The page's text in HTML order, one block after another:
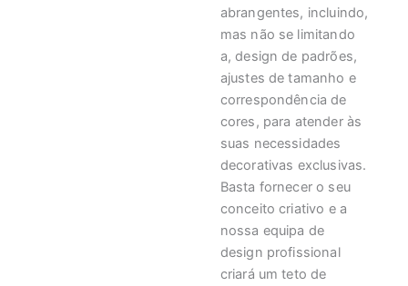
abrangentes, incluindo,
mas não se limitando
a, design de padrões,
ajustes de tamanho e
correspondência de
cores, para atender às
suas necessidades
decorativas exclusivas.
Basta fornecer o seu
conceito criativo e a
nossa equipa de
design profissional
criará um teto de